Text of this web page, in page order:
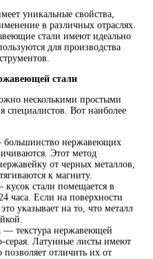
уникальные свойства,
в различных отраслях.
стали имеют идеально
для производства
стали
несколькими простыми
специалистов. Вот наиболее
нержавеющих
Этот метод
от черных металлов,
к магниту.
стали помещается в
часа. Если на поверхности
указывает на то, что металл
— текстура нержавеющей
серая. Латунные листы имеют
отличить их от